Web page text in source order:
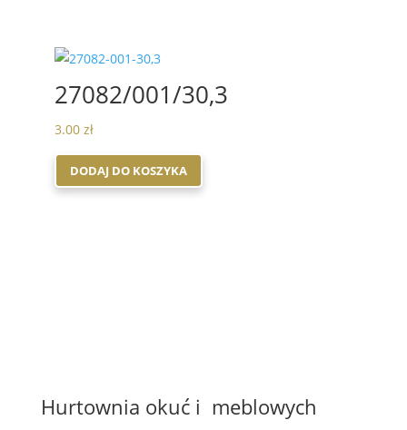
27082/001/30,3
3.00 zł
DODAJ DO KOSZYKA
Hurtownia okuć i meblowych